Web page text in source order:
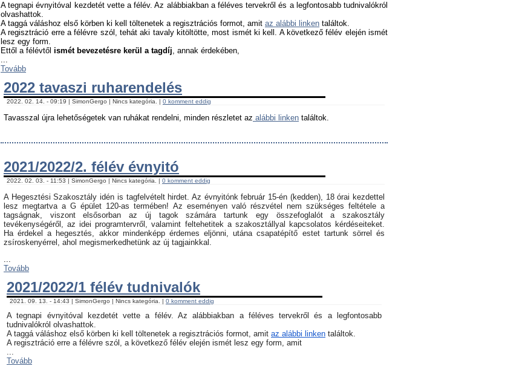
A tegnapi évnyitóval kezdetét vette a félév. Az alábbiakban a féléves tervekről és a legfontosabb tudnivalókról
olvashattok.
A taggá váláshoz első körben ki kell töltenetek a regisztrációs formot, amit az alábbi linken találtok.
A regisztráció erre a félévre szól, tehát aki tavaly kitöltötte, most ismét ki kell. A következő félév elején ismét
lesz egy form.
Ettől a félévtől ismét bevezetésre kerül a tagdíj, annak érdekében,
...
Tovább
2022 tavaszi ruharendelés
2022. 02. 14. - 09:19 | SimonGergo | Nincs kategória. | 0 komment eddig
Tavasszal újra lehetőségetek van ruhákat rendelni, minden részletet az alábbi linken találtok.
2021/2022/2. félév évnyitó
2022. 02. 03. - 11:53 | SimonGergo | Nincs kategória. | 0 komment eddig
A Hegesztési Szakosztály idén is tagfelvételt hirdet. Az évnyitónk február 15-én (kedden), 18 órai kezdettel
lesz megtartva a G épület 120-as termében! Az eseményen való részvétel nem szükséges feltétele a
tagságnak, viszont elsősorban az új tagok számára tartunk egy összefoglalót a szakosztály
tevékenységéről, az idei programtervről, valamint feltehetitek a szakosztállyal kapcsolatos kérdéseiteket.
Ha érdekel a hegesztés, akkor mindenképp érdemes eljönni, utána csapatépítő estet tartunk sörrel és
zsíroskenyérrel, ahol megismerkedhetünk az új tagjainkkal.
...
Tovább
2021/2022/1 félév tudnivalók
2021. 09. 13. - 14:43 | SimonGergo | Nincs kategória. | 0 komment eddig
A tegnapi évnyitóval kezdetét vette a félév. Az alábbiakban a féléves tervekről és a legfontosabb
tudnivalókról olvashattok.
A taggá váláshoz első körben ki kell töltenetek a regisztrációs formot, amit az alábbi linken találtok.
A regisztráció erre a félévre szól, a következő félév elején ismét lesz egy form, amit
...
Tovább